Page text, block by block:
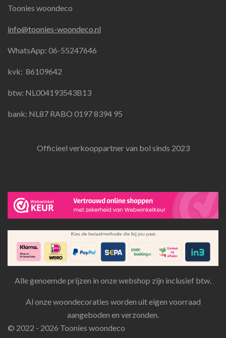
c
b
o
k
s
a
g
a
a
s
A
Toonies woondeco
info@toonies-woondeco.nl
WhatsApp: 06-55247646
kvk: 86109642
btw: NL004193543B13
bank: NL87 RABO 0197 8394 95
Officieel verkooppartner van bol sinds 2023
Alle genoemde prijzen in onze webshop zijn inclusief btw.
Al onze woondecoraties worden uit eigen voorraad
aangeboden en verzonden.
© 2022 - 2026 Toonies woondeco